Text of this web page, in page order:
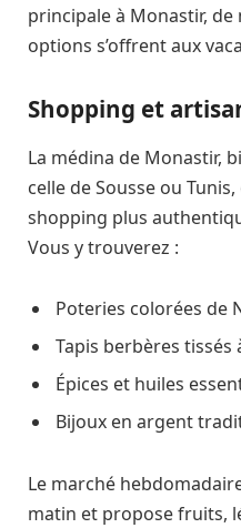
principale à Monastir,
options s’offrent aux
Shopping et
La médina de Monastir,
celle de Sousse ou
shopping plus
Vous y trouverez :
Poteries colorées de
Tapis berbères tissés
Épices et huiles
Bijoux en argent
Le marché
matin et propose fruits,